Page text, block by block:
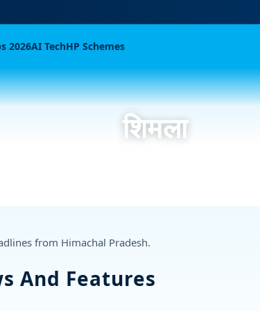
2026AI TechHP Schemes
शिमला
from Himachal Pradesh.
And Features